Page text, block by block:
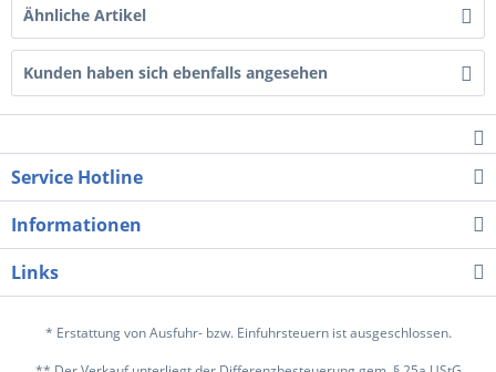
Ähnliche Artikel
Kunden haben sich ebenfalls angesehen
Service Hotline
Informationen
Links
* Erstattung von Ausfuhr- bzw. Einfuhrsteuern ist ausgeschlossen.